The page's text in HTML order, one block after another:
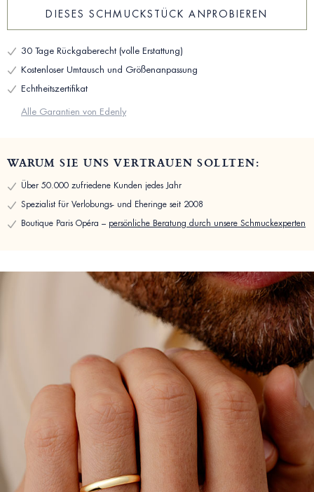
DIESES SCHMUCKSTÜCK ANPROBIEREN
30 Tage Rückgaberecht (volle Erstattung)
Kostenloser Umtausch und Größenanpassung
Echtheitszertifikat
Alle Garantien von Edenly
WARUM SIE UNS VERTRAUEN SOLLTEN:
Über 50.000 zufriedene Kunden jedes Jahr
Spezialist für Verlobungs- und Eheringe seit 2008
Boutique Paris Opéra – persönliche Beratung durch unsere Schmuckexperten